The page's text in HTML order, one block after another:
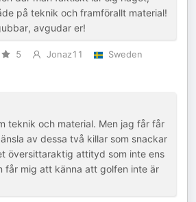
på teknik och framförallt material!
avgudar er!
5 Jonaz11
Sweden
teknik och material. Men jag får får
av dessa två killar som snackar
översittaraktig attityd som inte ens
får mig att känna att golfen inte är